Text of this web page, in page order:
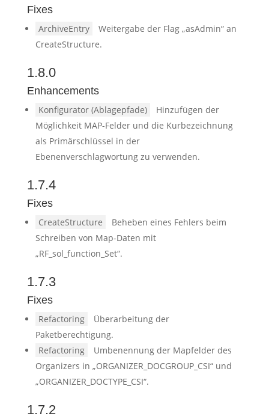
Fixes
ArchiveEntry
Weitergabe der Flag „asAdmin“ an
CreateStructure.
1.8.0
Enhancements
Konfigurator (Ablagepfade)
Hinzufügen der
Möglichkeit MAP-Felder und die Kurbezeichnung
als Primärschlüssel in der
Ebenenverschlagwortung zu verwenden.
1.7.4
Fixes
CreateStructure
Beheben eines Fehlers beim
Schreiben von Map-Daten mit
„RF_sol_function_Set“.
1.7.3
Fixes
Refactoring
Überarbeitung der
Paketberechtigung.
Refactoring
Umbenennung der Mapfelder des
Organizers in „ORGANIZER_DOCGROUP_CSI“ und
„ORGANIZER_DOCTYPE_CSI“.
1.7.2